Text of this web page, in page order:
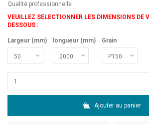
Qualité professionnelle
VEUILLEZ SELECTIONNER LES DIMENSIONS DE
DESSOUS :
Largeur (mm) longueur (mm) Grain
Ajouter au panier